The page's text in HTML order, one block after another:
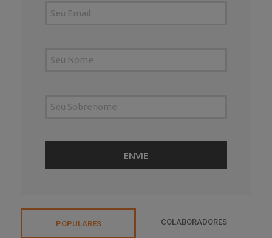
POPULARES COLABORADORES